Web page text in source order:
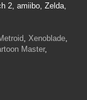
2, amiibo, Zelda,
, Xenoblade,
Master,